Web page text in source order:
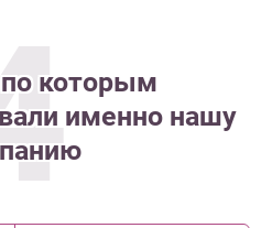
которым
именно нашу